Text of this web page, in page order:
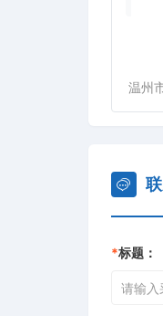
温州
*标题：